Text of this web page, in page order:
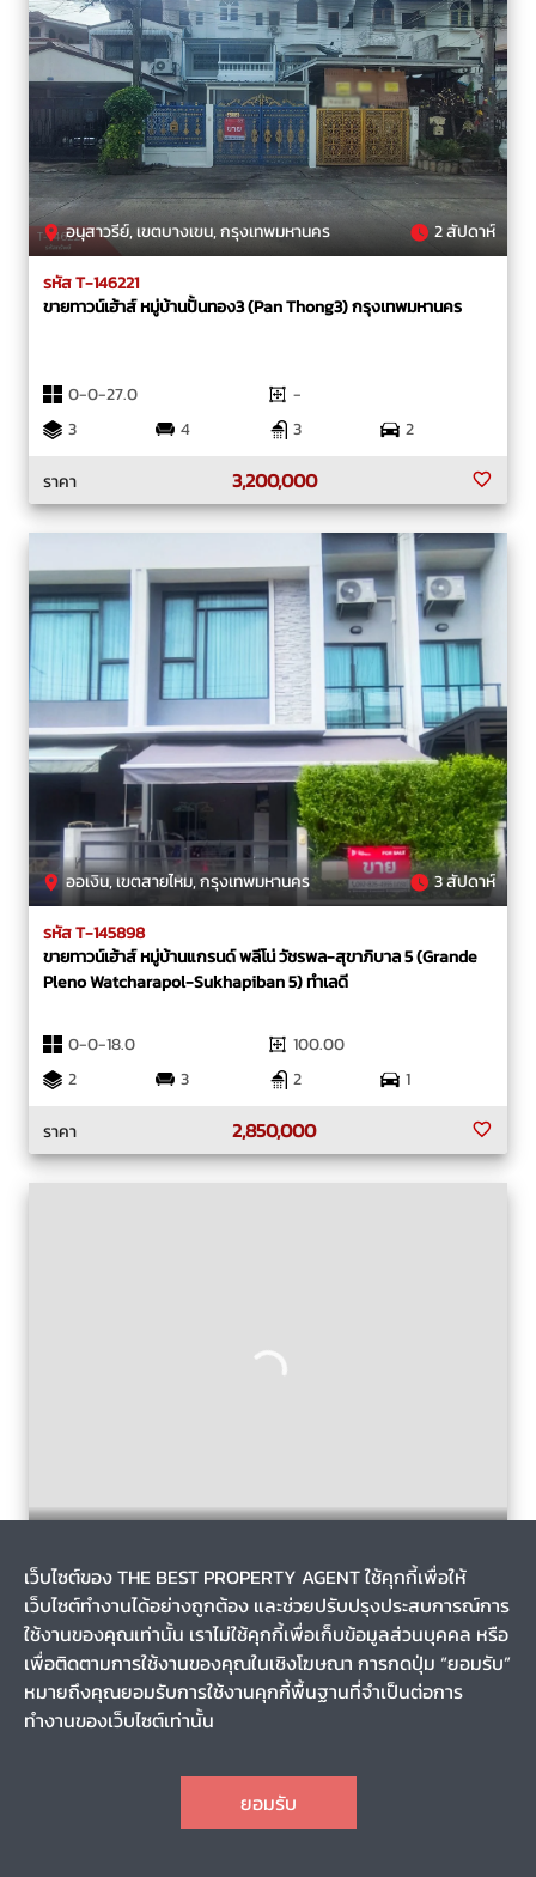
อนุสาวรีย์, เขตบางเขน, กรุงเทพมหานคร 2 สัปดาห์
รหัส T-146221
ขายทาวน์เฮ้าส์ หมู่บ้านปั้นทอง3 (Pan Thong3) กรุงเทพมหานคร
0-0-27.0
-
3
4 3
2
ราคา
3,200,000
ออเงิน, เขตสายไหม, กรุงเทพมหานคร 3 สัปดาห์
รหัส T-145898
ขายทาวน์เฮ้าส์ หมู่บ้านแกรนด์ พลีโน่ วัชรพล-สุขาภิบาล 5 (Grande
Pleno Watcharapol-Sukhapiban 5) ทำเลดี
0-0-18.0
100.00
2
3 2
1
ราคา
2,850,000
รหัส T-145821
ขายทาวน์เฮ้าส์ 2 ชั้น หมู่บ้านธารารินทร์ ปทุมธานี พร้อมอยู่
0-0-18.0
-
2
3
1,800,000
เว็บไซต์ของ THE BEST PROPERTY AGENT ใช้คุกกี้เพื่อให้
เว็บไซต์ทำงานได้อย่างถูกต้อง และช่วยปรับปรุงประสบการณ์การ
ใช้งานของคุณเท่านั้น เราไม่ใช้คุกกี้เพื่อเก็บข้อมูลส่วนบุคคล หรือ
เพื่อติดตามการใช้งานของคุณในเชิงโฆษณา การกดปุ่ม “ยอมรับ”
หมายถึงคุณยอมรับการใช้งานคุกกี้พื้นฐานที่จำเป็นต่อการ
ทำงานของเว็บไซต์เท่านั้น
ยอมรับ